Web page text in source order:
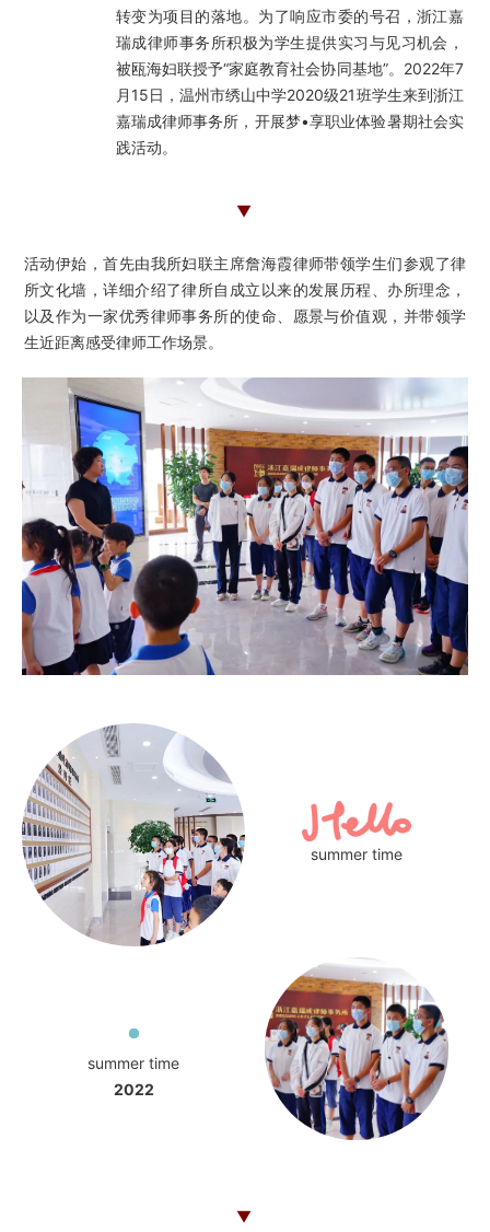
转变为项目的落地。为了响应市委的号召，浙江嘉
瑞成律师事务所积极为学生提供实习与见习机会，
被瓯海妇联授予“家庭教育社会协同基地”。2022年7
月15日，温州市绣山中学2020级21班学生来到浙江
嘉瑞成律师事务所，开展梦•享职业体验暑期社会实
践活动。
▼
活动伊始，首先由我所妇联主席詹海霞律师带领学生们参观了律
所文化墙，详细介绍了律所自成立以来的发展历程、办所理念，
以及作为一家优秀律师事务所的使命、愿景与价值观，并带领学
生近距离感受律师工作场景。
summer time
summer time
2022
▼